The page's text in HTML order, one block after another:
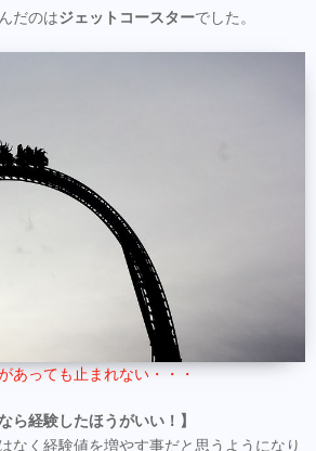
だのはジェットコースターでした。
あっても止まれない・・・
ら経験したほうがいい！】
なく経験値を増やす事だと思うようになり